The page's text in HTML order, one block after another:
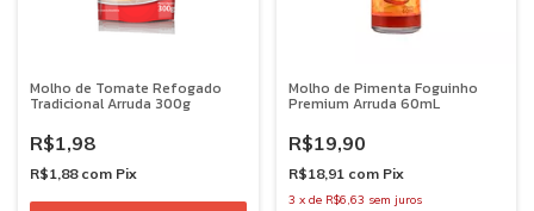
Molho de Tomate Refogado
Tradicional Arruda 300g
R$1,98
R$1,88 com Pix
Molho de Pimenta Foguinho
Premium Arruda 60mL
R$19,90
R$18,91 com Pix
3 x de R$6,63 sem juros